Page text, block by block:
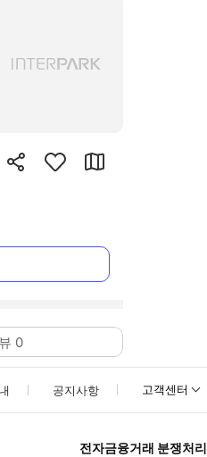
0
공지사항 고객센터
전자금융거래 분쟁처